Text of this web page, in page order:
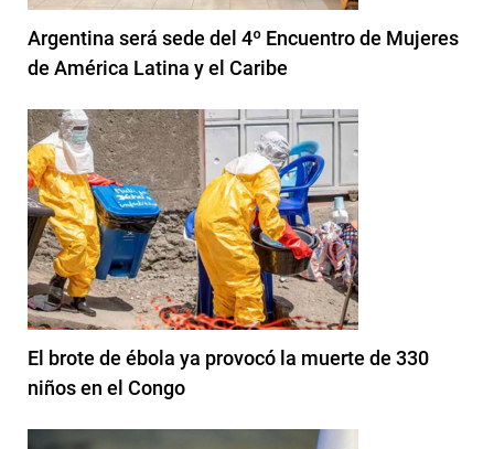
Argentina será sede del 4º Encuentro de Mujeres
de América Latina y el Caribe
El brote de ébola ya provocó la muerte de 330
niños en el Congo